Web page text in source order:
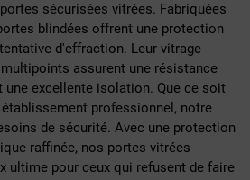
sécurisées vitrées. Fabriquées
blindées offrent une protection
d'effraction. Leur vitrage
assurent une résistance
une excellente isolation. Que ce soit
professionnel, notre
de sécurité. Avec une protection
raffinée, nos portes vitrées
ultime pour ceux qui refusent de faire